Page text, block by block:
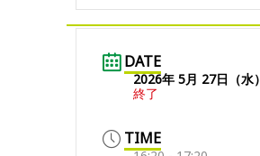
DATE
2026年 5月 27日（水）
終了
TIME